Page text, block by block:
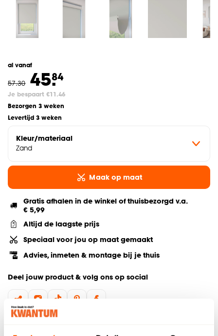
al vanaf
57.30 45.84
Je bespaart €11.46
Bezorgen 3 weken
Levertijd 3 weken
Kleur/materiaal
Zand
Maak op maat
Gratis afhalen in de winkel of thuisbezorgd v.a.
€ 5,99
Altijd de laagste prijs
Speciaal voor jou op maat gemaakt
Advies, inmeten & montage bij je thuis
Deel jouw product & volg ons op social